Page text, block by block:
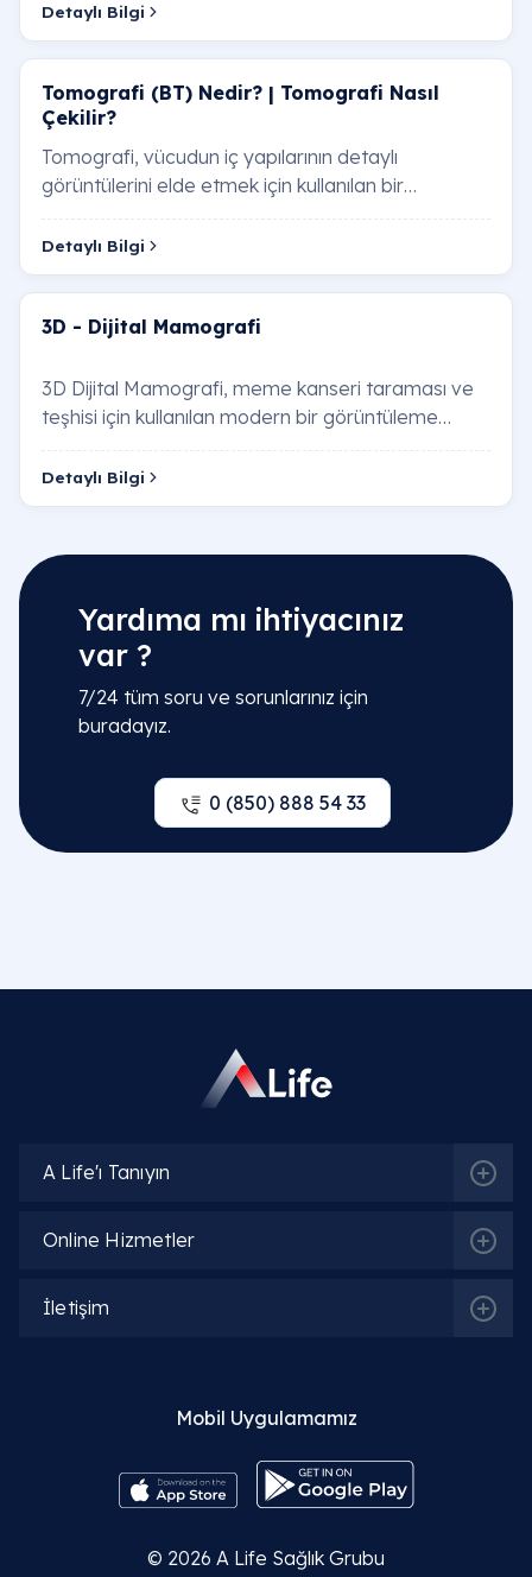
Detaylı Bilgi
Tomografi (BT) Nedir? | Tomografi Nasıl
Çekilir?
Tomografi, vücudun iç yapılarının detaylı
görüntülerini elde etmek için kullanılan bir
radyolojik görüntüleme tekniğidir. X-ışınları ve bilg…
Detaylı Bilgi
3D - Dijital Mamografi
3D Dijital Mamografi, meme kanseri taraması ve
teşhisi için kullanılan modern bir görüntüleme
tekniğidir. Bu teknoloji, geleneksel 2D mamogr…
Detaylı Bilgi
Yardıma mı ihtiyacınız
var ?
7/24 tüm soru ve sorunlarınız için
buradayız.
0 (850) 888 54 33
A Life'ı Tanıyın
Online Hizmetler
İletişim
Mobil Uygulamamız
© 2026 A Life Sağlık Grubu